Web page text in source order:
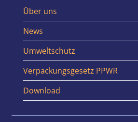
Über uns
News
Umweltschutz
Verpackungsgesetz PPWR
Download